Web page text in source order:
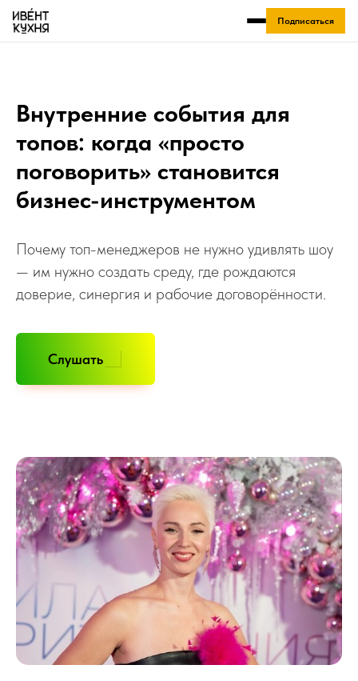
Подписаться
Внутренние события для
топов: когда «просто
поговорить» становится
бизнес-инструментом
Почему топ-менеджеров не нужно удивлять шоу
— им нужно создать среду, где рождаются
доверие, синергия и рабочие договорённости.
Слушать